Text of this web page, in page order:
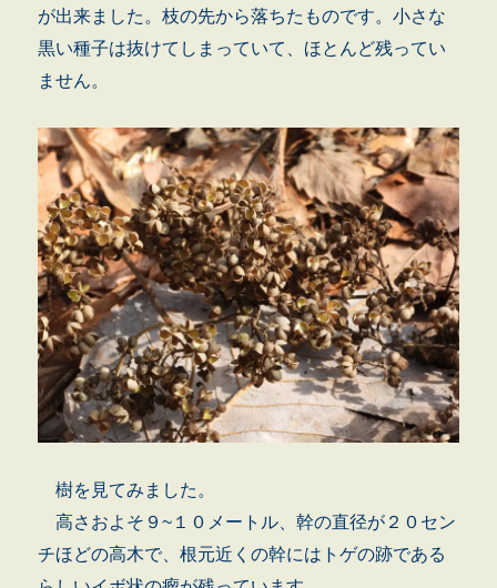
が出来ました。枝の先から落ちたものです。小さな
黒い種子は抜けてしまっていて、ほとんど残ってい
ません。
樹を見てみました。
高さおよそ９~１０メートル、幹の直径が２０セン
チほどの高木で、根元近くの幹にはトゲの跡である